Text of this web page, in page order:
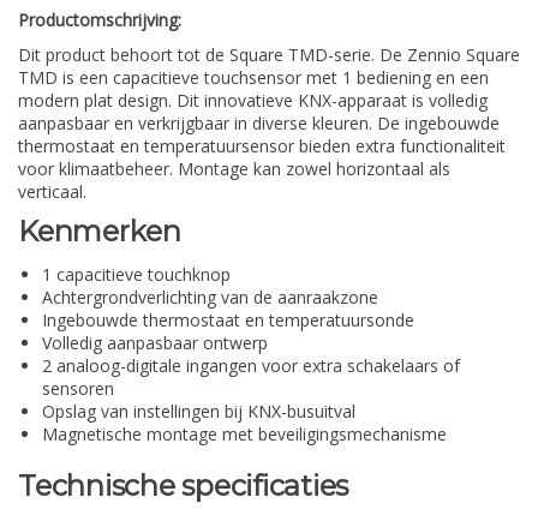
Productomschrijving:
Dit product behoort tot de Square TMD-serie. De Zennio Square
TMD is een capacitieve touchsensor met 1 bediening en een
modern plat design. Dit innovatieve KNX-apparaat is volledig
aanpasbaar en verkrijgbaar in diverse kleuren. De ingebouwde
thermostaat en temperatuursensor bieden extra functionaliteit
voor klimaatbeheer. Montage kan zowel horizontaal als
verticaal.
Kenmerken
1 capacitieve touchknop
Achtergrondverlichting van de aanraakzone
Ingebouwde thermostaat en temperatuursonde
Volledig aanpasbaar ontwerp
2 analoog-digitale ingangen voor extra schakelaars of
sensoren
Opslag van instellingen bij KNX-busuitval
Magnetische montage met beveiligingsmechanisme
Technische specificaties